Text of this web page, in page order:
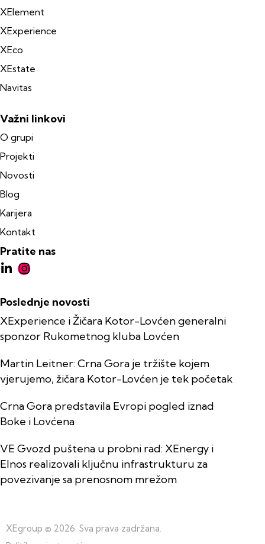
XElement
XExperience
XEco
XEstate
Navitas
Važni linkovi
O grupi
Projekti
Novosti
Blog
Karijera
Kontakt
Pratite nas
Poslednje novosti
XExperience i Žičara Kotor-Lovćen generalni
sponzor Rukometnog kluba Lovćen
Martin Leitner: Crna Gora je tržište kojem
vjerujemo, žičara Kotor-Lovćen je tek početak
Crna Gora predstavila Evropi pogled iznad
Boke i Lovćena
VE Gvozd puštena u probni rad: XEnergy i
Elnos realizovali ključnu infrastrukturu za
povezivanje sa prenosnom mrežom
XEgroup © 2026. Sva prava zadržana.